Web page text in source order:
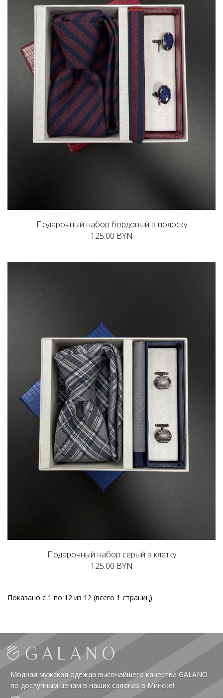
Подарочный набор бордовый в полоску
125.00 BYN
Подарочный набор серый в клетку
125.00 BYN
Показано с 1 по 12 из 12 (всего 1 страниц)
Модная мужская одежда высочайшего качества GALANO
по доступным ценам в наших салонах в Минске!